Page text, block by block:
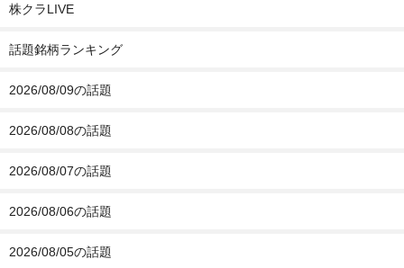
株クラLIVE
話題銘柄ランキング
2026/08/09の話題
2026/08/08の話題
2026/08/07の話題
2026/08/06の話題
2026/08/05の話題